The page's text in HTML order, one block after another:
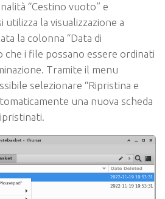
“Cestino vuoto” e
utilizza la visualizzazione a
la colonna “Data di
che i file possano essere ordinati
Tramite il menu
selezionare “Ripristina e
una nuova scheda